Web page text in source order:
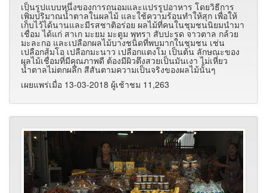
เป็นรูปแบบหนึ่งของการถนอมและแปรรูปอาหาร โดยวิธีการ
เพิ่มปริมาณน้ำตาลในผลไม้ และใช้ความร้อนทำให้สุก เพื่อให้
เก็บไว้ได้นานและมีรสชาติอร่อย ผลไม้ที่คนในชุมชนนิยมนำมา
เชื่อม ได้แก่ สาเก มะยม มะตูม พุทรา สับปะรด จาวตาล กล้วย
มะละกอ และเปลือกผลไม้บางชนิดที่พบมากในชุมชน เช่น
เปลือกส้มโอ เปลือกมะนาว เปลือกแตงโม เป็นต้น ลักษณะของ
ผลไม้เชื่อมที่มีคุณภาพดี ต้องมีผิวตึงสวยเป็นมันเงา ไม่เหี่ยว
น้ำตาลไม่ตกผลึก สีสันตามความเป็นจริงของผลไม้นั้นๆ
เผยแพร่เมื่อ 13-03-2018 ผู้เช้าชม 11,263